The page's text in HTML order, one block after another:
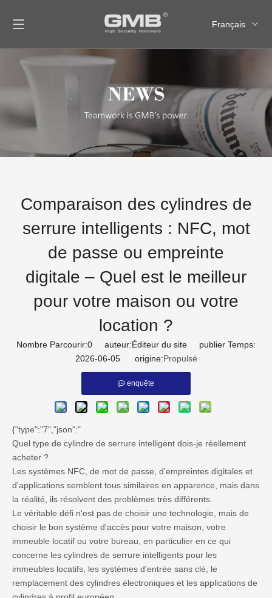
Français
Español
Comparaison des cylindres de
serrure intelligents : NFC, mot
de passe ou empreinte
digitale – Quel est le meilleur
pour votre maison ou votre
location ?
Nombre Parcourir:0 auteur:Éditeur du site publier Temps:
2026-06-05 origine:Propulsé
enquête
{"type":"7","json":"
Quel type de cylindre de serrure intelligent dois-je réellement
acheter ?
Les systèmes NFC, de mot de passe, d'empreintes digitales et
d'applications semblent tous similaires en apparence, mais dans
la réalité, ils résolvent des problèmes très différents.
Le véritable défi n'est pas de choisir une technologie, mais de
choisir le bon système d'accès pour votre maison, votre
immeuble locatif ou votre bureau, en particulier en ce qui
concerne les cylindres de serrure intelligents pour les
immeubles locatifs, les systèmes d'entrée sans clé, le
remplacement des cylindres électroniques et les applications de